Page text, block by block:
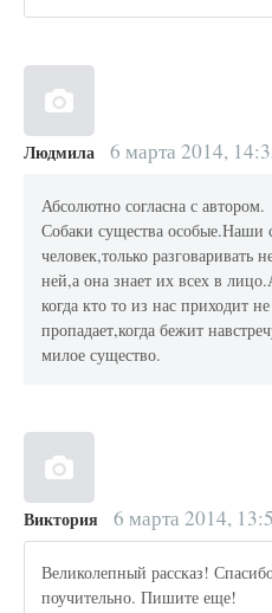
Людмила 6 марта 2014,
Абсолютно согласна с автором.
Собаки существа особые.Наши
человек,только разговаривать
ней,а она знает их всех в
когда кто то из нас приходит
пропадает,когда бежит
милое существо.
Виктория 6 марта 2014,
Великолепный рассказ!
поучительно. Пишите еще!